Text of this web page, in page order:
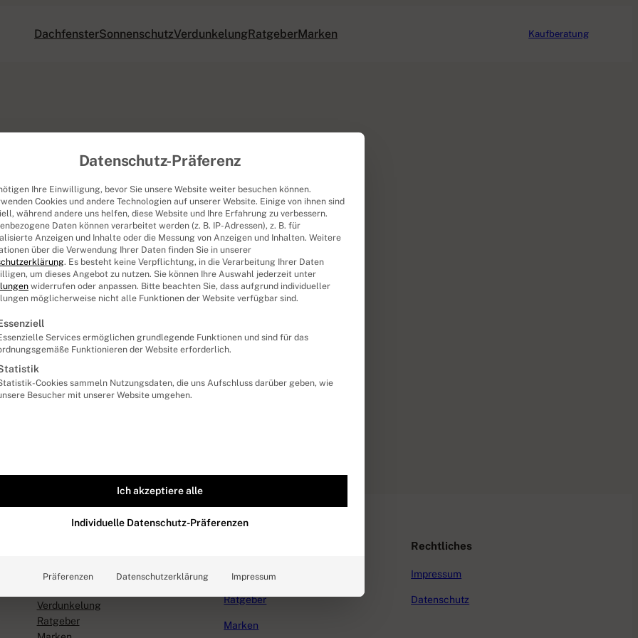
DachfensterSonnenschutzVerdunkelungRatgeberMarken Kaufberatung
Als
Dachfenster
Verdunkelung
Ratgeber
Kaufberatung
Ratgeber
Marken
Rechtliches
Impressum
Datenschutz
Datenschutz-Präferenz
Ihre Einwilligung, bevor Sie unsere Website weiter besuchen können.
Cookies und andere Technologien auf unserer Website. Einige von ihnen sind
während andere uns helfen, diese Website und Ihre Erfahrung zu verbessern.
Daten können verarbeitet werden (z. B. IP-Adressen), z. B. für
Anzeigen und Inhalte oder die Messung von Anzeigen und Inhalten. Weitere
über die Verwendung Ihrer Daten finden Sie in unserer
. Es besteht keine Verpflichtung, in die Verarbeitung Ihrer Daten
um dieses Angebot zu nutzen. Sie können Ihre Auswahl jederzeit unter
widerrufen oder anpassen. Bitte beachten Sie, dass aufgrund individueller
möglicherweise nicht alle Funktionen der Website verfügbar sind.
eine Liste der Service-Gruppen, für die eine Einwilligung erteilt werden kann. Die erste Service-Gruppe ist
Services ermöglichen grundlegende Funktionen und sind für das
Funktionieren der Website erforderlich.
Cookies sammeln Nutzungsdaten, die uns Aufschluss darüber geben, wie
Besucher mit unserer Website umgehen.
Ich akzeptiere alle
Individuelle Datenschutz-Präferenzen
Präferenzen Datenschutzerklärung Impressum